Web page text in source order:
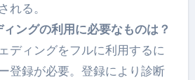
れる。
ングの利用に必要なものは？
ディングをフルに利用するに
登録が必要。登録により診断